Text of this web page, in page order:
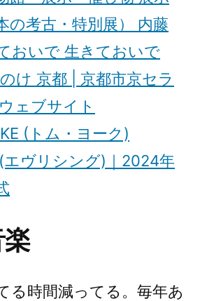
の考古・特別展） 内藤
おいで 生きておいで
け 京都 | 京都市京セラ
ェブサイト
(トム・ヨーク)
ヴリシング)｜2024年
る時間減ってる。毎年あ